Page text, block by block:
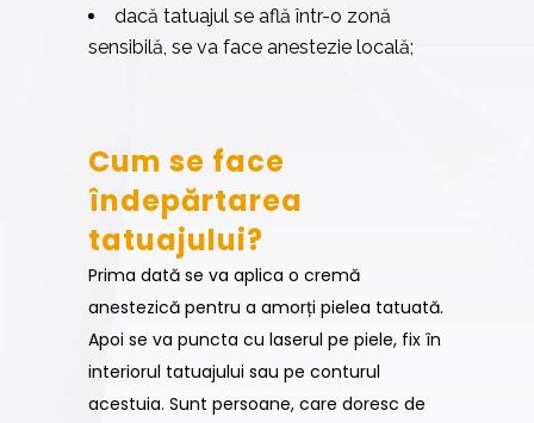
dacă tatuajul se află într-o zonă
sensibilă, se va face anestezie locală;
Cum se face
îndepărtarea
tatuajului?
Prima dată se va aplica o cremă
anestezică pentru a amorți pielea tatuată.
Apoi se va puncta cu laserul pe piele, fix în
interiorul tatuajului sau pe conturul
acestuia. Sunt persoane, care doresc de